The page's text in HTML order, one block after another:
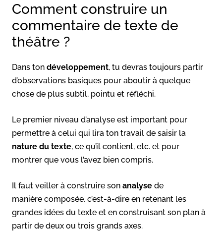
Comment construire un
commentaire de texte de
théâtre ?
Dans ton développement, tu devras toujours partir
d’observations basiques pour aboutir à quelque
chose de plus subtil, pointu et réfléchi.
Le premier niveau d’analyse est important pour
permettre à celui qui lira ton travail de saisir la
nature du texte, ce qu’il contient, etc. et pour
montrer que vous l’avez bien compris.
Il faut veiller à construire son analyse de
manière composée, c’est-à-dire en retenant les
grandes idées du texte et en construisant son plan à
partir de deux ou trois grands axes.